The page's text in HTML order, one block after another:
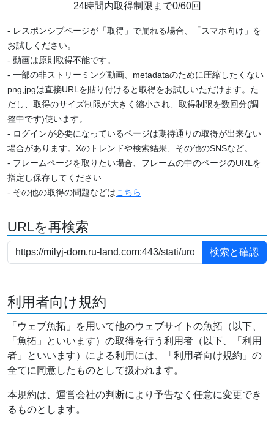
24時間内取得制限まで0/60回
- レスポンシブページが「取得」で崩れる場合、「スマホ向け」を
お試しください。
- 動画は原則取得不能です。
- 一部の非ストリーミング動画、metadataのために圧縮したくない
png,jpgは直接URLを貼り付けると取得をお試しいただけます。た
だし、取得のサイズ制限が大きく縮小され、取得制限を数回分(調
整中です)使います。
- ログインが必要になっているページは期待通りの取得が出来ない
場合があります。Xのトレンドや検索結果、その他のSNSなど。
- フレームページを取りたい場合、フレームの中のページのURLを
指定し保存してください
- その他の取得の問題などはこちら
URLを再検索
利用者向け規約
「ウェブ魚拓」を用いて他のウェブサイトの魚拓（以下、
「魚拓」といいます）の取得を行う利用者（以下、「利用
者」といいます）による利用には、「利用者向け規約」の
全てに同意したものとして扱われます。
本規約は、運営会社の判断により予告なく任意に変更でき
るものとします。